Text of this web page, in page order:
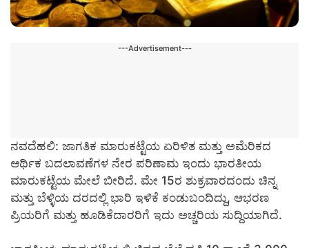
---Advertisement---
ನವದೆಹಲಿ: ಜಾಗತಿಕ ಮಾರುಕಟ್ಟೆಯ ಏರಿಳಿತ ಮತ್ತು ಅಮೆರಿಕದ
ಆರ್ಥಿಕ ಬದಲಾವಣೆಗಳ ನೇರ ಪರಿಣಾಮ ಇಂದು ಭಾರತೀಯ
ಮಾರುಕಟ್ಟೆಯ ಮೇಲೆ ಬೀರಿದೆ. ಮೇ 15ರ ಶುಕ್ರವಾರದಂದು ಚಿನ್ನ
ಮತ್ತು ಬೆಳ್ಳಿಯ ದರದಲ್ಲಿ ಭಾರಿ ಇಳಿಕೆ ಕಂಡುಬಂದಿದ್ದು, ಆಭರಣ
ಪ್ರಿಯರಿಗೆ ಮತ್ತು ಹೂಡಿಕೆದಾರರಿಗೆ ಇದು ಅಚ್ಚರಿಯ ಸುದ್ದಿಯಾಗಿದೆ.